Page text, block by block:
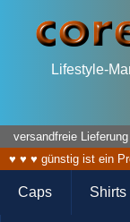
Lifestyle-
versandfreie
♥ ♥ ♥ günstig ist ein
Caps Shirts